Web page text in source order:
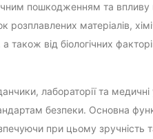
пошкодженням та
матеріалів,
також від біологічних
лабораторії та
безпеки. Основна
при цьому зручність